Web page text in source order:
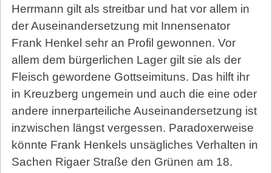
Herrmann gilt als streitbar und hat vor allem in
der Auseinandersetzung mit Innensenator
Frank Henkel sehr an Profil gewonnen. Vor
allem dem bürgerlichen Lager gilt sie als der
Fleisch gewordene Gott­sei­mit­uns. Das hilft ihr
in Kreuzberg ungemein und auch die eine oder
andere innerparteiliche Auseinandersetzung ist
inzwischen längst vergessen. Paradoxerweise
könnte Frank Henkels unsägliches Verhalten in
Sachen Rigaer Straße den Grünen am 18.